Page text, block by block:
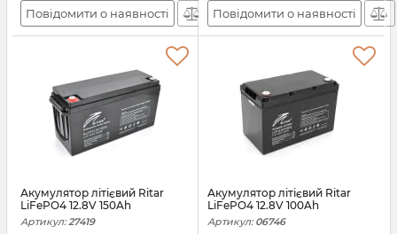
Повідомити о наявності Повідомити о наявності
Акумулятор літієвий Ritar
LiFePO4 12.8V 150Ah
Артикул: 27419
Акумулятор літієвий Ritar
LiFePO4 12.8V 100Ah
Артикул: 06746